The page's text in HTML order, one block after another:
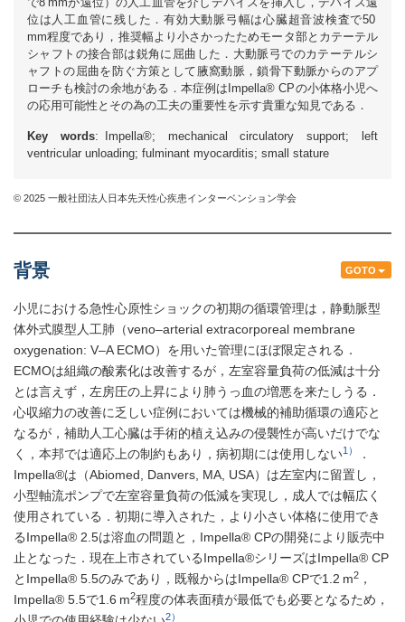
で8 mmが遠位）の人工血管を介しデバイスを挿入し，デバイス遠
位は人工血管に残した．有効大動脈弓幅は心臓超音波検査で50
mm程度であり，推奨幅より小さかったためモータ部とカテーテル
シャフトの接合部は鋭角に屈曲した．大動脈弓でのカテーテルシ
ャフトの屈曲を防ぐ方策として腋窩動脈，鎖骨下動脈からのアプ
ローチも検討の余地がある．本症例はImpella® CPの小体格小児へ
の応用可能性とその為の工夫の重要性を示す貴重な知見である．
Key words: Impella®; mechanical circulatory support; left
ventricular unloading; fulminant myocarditis; small stature
© 2025 一般社団法人日本先天性心疾患インターベンション学会
GOTO
背景
小児における急性心原性ショックの初期の循環管理は，静動脈型
体外式膜型人工肺（veno–arterial extracorporeal membrane
oxygenation: V–A ECMO）を用いた管理にほぼ限定される．
ECMOは組織の酸素化は改善するが，左室容量負荷の低減は十分
とは言えず，左房圧の上昇により肺うっ血の増悪を来たしうる．
心収縮力の改善に乏しい症例においては機械的補助循環の適応と
なるが，補助人工心臓は手術的植え込みの侵襲性が高いだけでな
く，本邦では適応上の制約もあり，病初期には使用しない1）
．
Impella®は（Abiomed, Danvers, MA, USA）は左室内に留置し，
小型軸流ポンプで左室容量負荷の低減を実現し，成人では幅広く
使用されている．初期に導入された，より小さい体格に使用でき
るImpella® 2.5は溶血の問題と，Impella® CPの開発により販売中
止となった．現在上市されているImpella®シリーズはImpella® CP
とImpella® 5.5のみであり，既報からはImpella® CPで1.2 m2 ，
Impella® 5.5で1.6 m2程度の体表面積が最低でも必要となるため，
2）